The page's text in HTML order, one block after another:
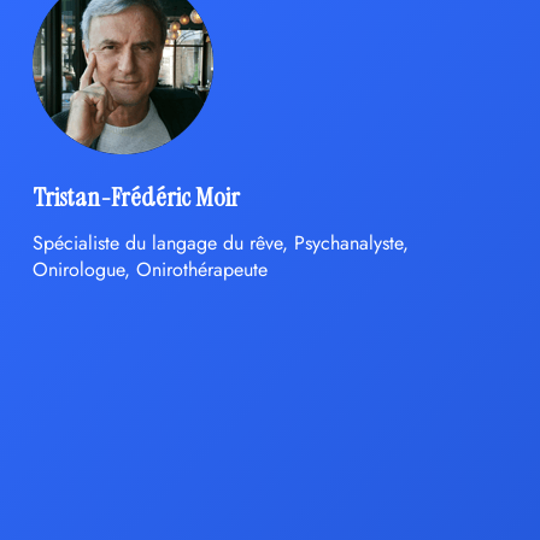
Tristan-Frédéric Moir
Spécialiste du langage du rêve, Psychanalyste,
Onirologue, Onirothérapeute